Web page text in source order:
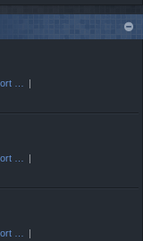
…
…
…